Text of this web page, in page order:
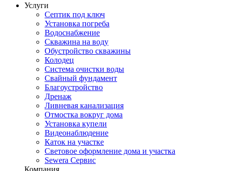
Услуги
Септик под ключ
Установка погреба
Водоснабжение
Скважина на воду
Обустройство скважины
Колодец
Система очистки воды
Свайный фундамент
Благоустройство
Дренаж
Ливневая канализация
Отмостка вокруг дома
Установка купели
Видеонаблюдение
Каток на участке
Световое оформление дома и участка
Sewera Сервис
Компания